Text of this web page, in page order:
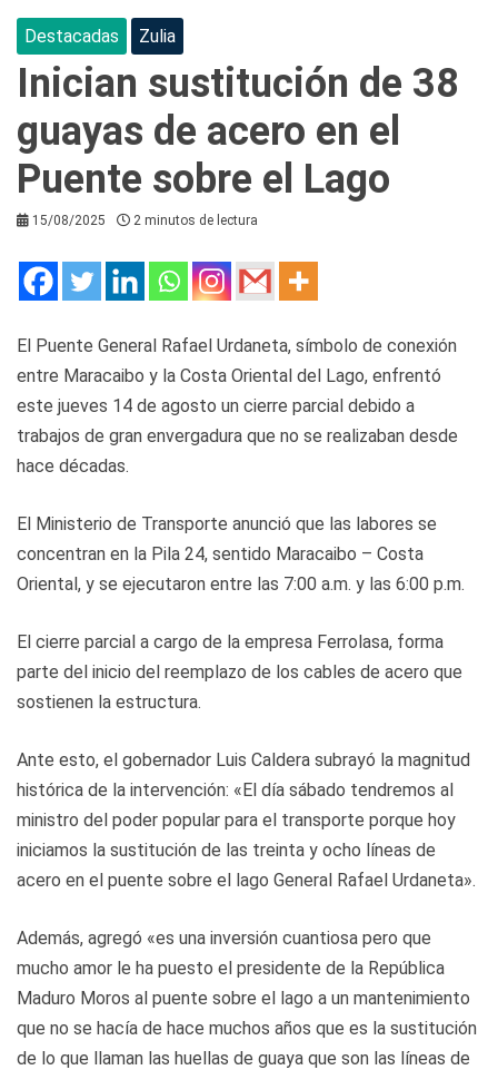
Destacadas Zulia
Inician sustitución de 38
guayas de acero en el
Puente sobre el Lago
15/08/2025 2 minutos de lectura
El Puente General Rafael Urdaneta, símbolo de conexión
entre Maracaibo y la Costa Oriental del Lago, enfrentó
este jueves 14 de agosto un cierre parcial debido a
trabajos de gran envergadura que no se realizaban desde
hace décadas.
El Ministerio de Transporte anunció que las labores se
concentran en la Pila 24, sentido Maracaibo – Costa
Oriental, y se ejecutaron entre las 7:00 a.m. y las 6:00 p.m.
El cierre parcial a cargo de la empresa Ferrolasa, forma
parte del inicio del reemplazo de los cables de acero que
sostienen la estructura.
Ante esto, el gobernador Luis Caldera subrayó la magnitud
histórica de la intervención: «El día sábado tendremos al
ministro del poder popular para el transporte porque hoy
iniciamos la sustitución de las treinta y ocho líneas de
acero en el puente sobre el lago General Rafael Urdaneta».
Además, agregó «es una inversión cuantiosa pero que
mucho amor le ha puesto el presidente de la República
Maduro Moros al puente sobre el lago a un mantenimiento
que no se hacía de hace muchos años que es la sustitución
de lo que llaman las huellas de guaya que son las líneas de